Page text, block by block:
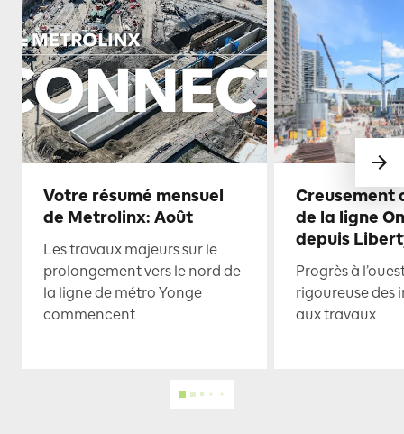
Votre résumé mensuel
de Metrolinx: Août
Les travaux majeurs sur le
prolongement vers le nord de
la ligne de métro Yonge
commencent
Creusement
de la ligne
depuis
Progrès à
rigoureuse des
aux travaux